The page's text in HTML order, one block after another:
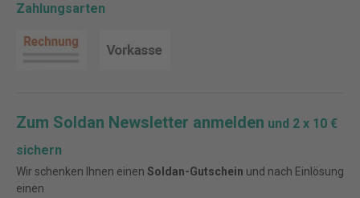
Zahlungsarten
Zum Soldan Newsletter anmelden und 2 x 10 €
sichern
Wir schenken Ihnen einen Soldan-Gutschein und nach Einlösung
einen